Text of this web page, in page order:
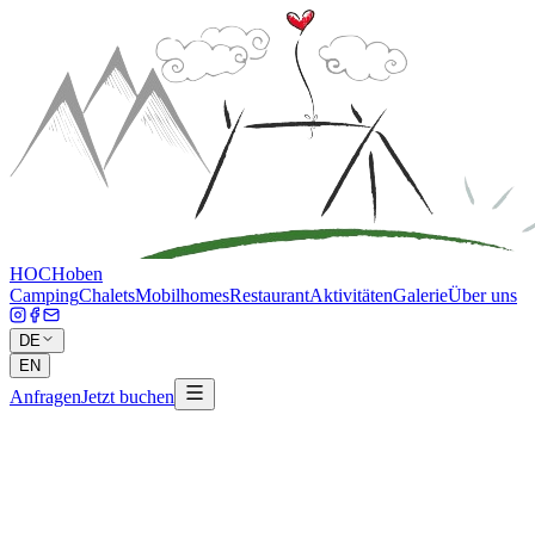
HOCHoben
CampingChaletsMobilhomesRestaurantAktivitätenGalerieÜber uns
DE
EN
AnfragenJetzt buchen